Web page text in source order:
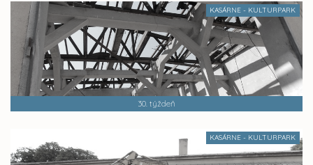
KASÁRNE - KULTURPARK
30. týždeň
KASÁRNE - KULTURPARK